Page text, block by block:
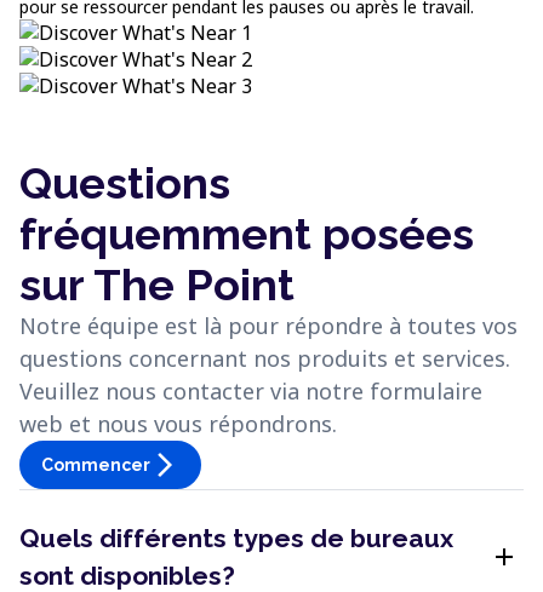
pour se ressourcer pendant les pauses ou après le travail.
Questions
fréquemment posées
sur The Point
Notre équipe est là pour répondre à toutes vos
questions concernant nos produits et services.
Veuillez nous contacter via notre formulaire
web et nous vous répondrons.
Commencer arrow_forward_ios
Quels différents types de bureaux
sont disponibles?
add